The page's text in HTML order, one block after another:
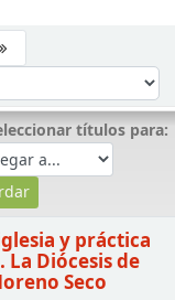
títulos para:
y práctica
La Diócesis de
Seco